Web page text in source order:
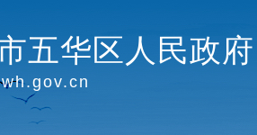
五华区人民政府